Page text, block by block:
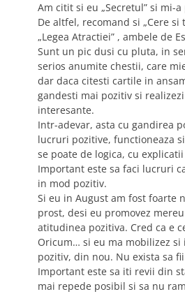
Am citit si eu „Secretul” si mi-
De altfel, recomand si „Cere si
„Legea Atractiei” , ambele de
Sunt un pic dusi cu pluta, in
serios anumite chestii, care
dar daca citesti cartile in
gandesti mai pozitiv si
interesante.
Intr-adevar, asta cu gandirea
lucruri pozitive, functioneaza
se poate de logica, cu
Important este sa faci lucruri
in mod pozitiv.
Si eu in August am fost foarte
prost, desi eu promovez
atitudinea pozitiva. Cred ca e
Oricum… si eu ma mobilizez si
pozitiv, din nou. Nu exista sa
Important este sa iti revii din
mai repede posibil si sa nu